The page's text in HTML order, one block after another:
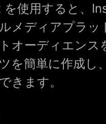
使用すると、
メディアプラッ
オーディエンス
を簡単に作成し
きます。